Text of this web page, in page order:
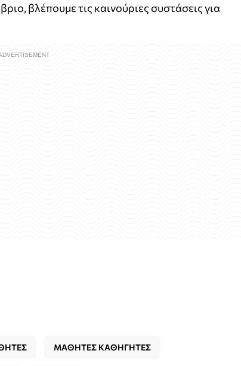
βλέπουμε τις καινούριες συστάσεις για
ΜΑΘΗΤΕΣ ΚΑΘΗΓΗΤΕΣ